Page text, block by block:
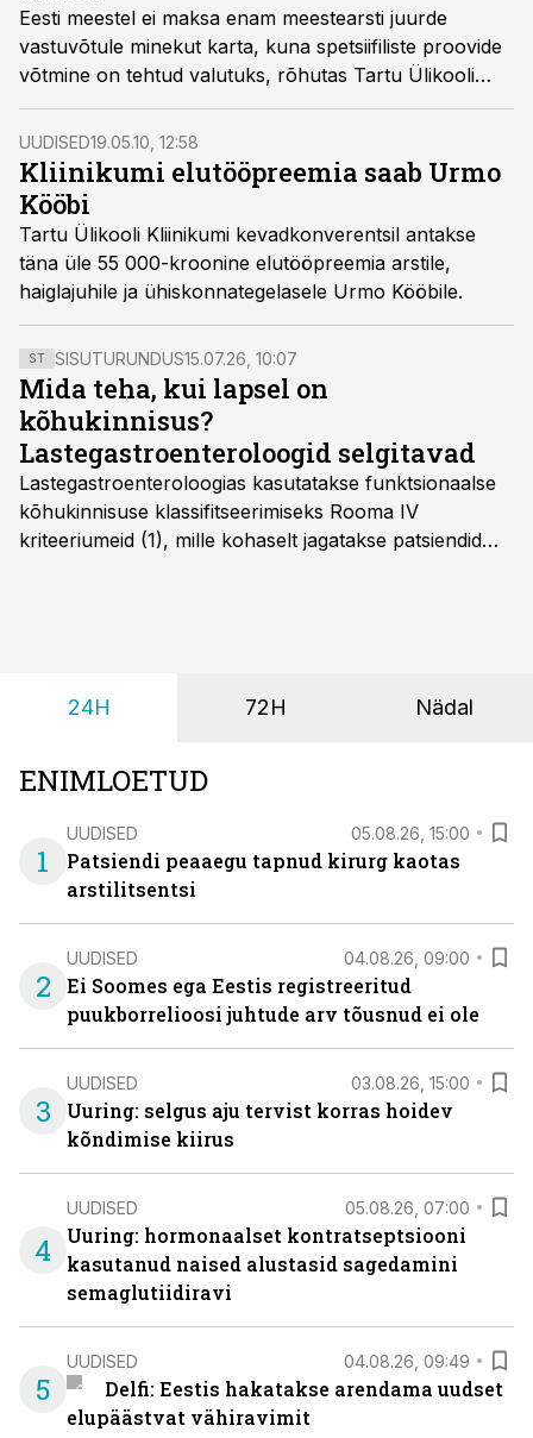
Eesti meestel ei maksa enam meestearsti juurde
vastuvõtule minekut karta, kuna spetsiifiliste proovide
võtmine on tehtud valutuks, rõhutas Tartu Ülikooli
meestekliinikumi meestearst Margus Punab.
UUDISED19.05.10, 12:58
Kliinikumi elutööpreemia saab Urmo
Kööbi
Tartu Ülikooli Kliinikumi kevadkonverentsil antakse
täna üle 55 000-kroonine elutööpreemia arstile,
haiglajuhile ja ühiskonnategelasele Urmo Kööbile.
ST SISUTURUNDUS15.07.26, 10:07
Mida teha, kui lapsel on
kõhukinnisus?
Lastegastroenteroloogid selgitavad
Lastegastroenteroloogias kasutatakse funktsionaalse
kõhukinnisuse klassifitseerimiseks Rooma IV
kriteeriumeid (1), mille kohaselt jagatakse patsiendid
24H 72H Nädal
ENIMLOETUD
1
UUDISED 05.08.26, 15:00
Patsiendi peaaegu tapnud kirurg kaotas
arstilitsentsi
2
UUDISED 04.08.26, 09:00
Ei Soomes ega Eestis registreeritud
puukborrelioosi juhtude arv tõusnud ei ole
3
UUDISED 03.08.26, 15:00
Uuring: selgus aju tervist korras hoidev
kõndimise kiirus
4
UUDISED 05.08.26, 07:00
Uuring: hormonaalset kontratseptsiooni
kasutanud naised alustasid sagedamini
semaglutiidiravi
5
UUDISED 04.08.26, 09:49
Delfi: Eestis hakatakse arendama uudset
elupäästvat vähiravimit